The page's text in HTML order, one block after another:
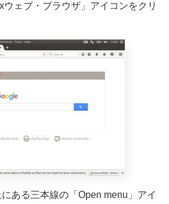
ェブ・ブラウザ」アイコンをクリ
ある三本線の「Open menu」アイ